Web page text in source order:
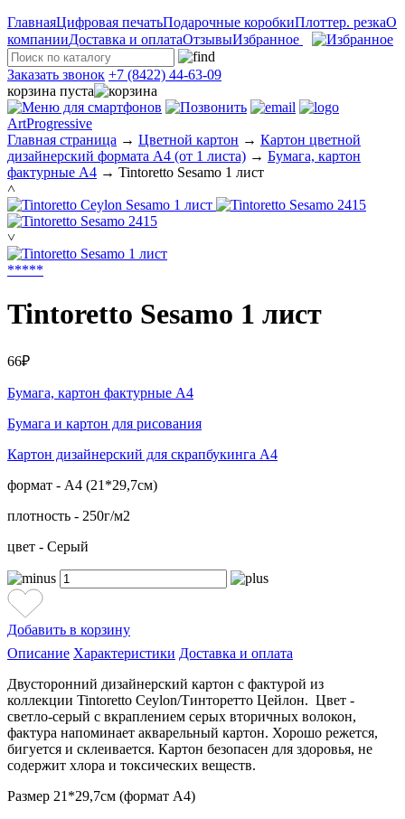
ГлавнаяЦифровая печатьПодарочные коробкиПлоттер. резкаО
компанииДоставка и оплатаОтзывыИзбранное
Заказать звонок +7 (8422) 44-63-09
корзина пуста
ArtProgressive
Главная страница → Цветной картон → Картон цветной
дизайнерский формата А4 (от 1 листа) → Бумага, картон
фактурные А4 → Tintoretto Sesamo 1 лист
˄
˅
*****
Tintoretto Sesamo 1 лист
66₽
Бумага, картон фактурные А4
Бумага и картон для рисования
Картон дизайнерский для скрапбукинга А4
формат - А4 (21*29,7см)
плотность - 250г/м2
цвет - Серый
Добавить в корзину
Описание Характеристики Доставка и оплата
Двусторонний дизайнерский картон с фактурой из
коллекции Tintoretto Ceylon/Тинторетто Цейлон. Цвет -
светло-серый с вкраплением серых вторичных волокон,
фактура напоминает акварельный картон. Хорошо режется,
бигуется и склеивается. Картон безопасен для здоровья, не
содержит хлора и токсических веществ.
Размер 21*29,7см (формат А4)